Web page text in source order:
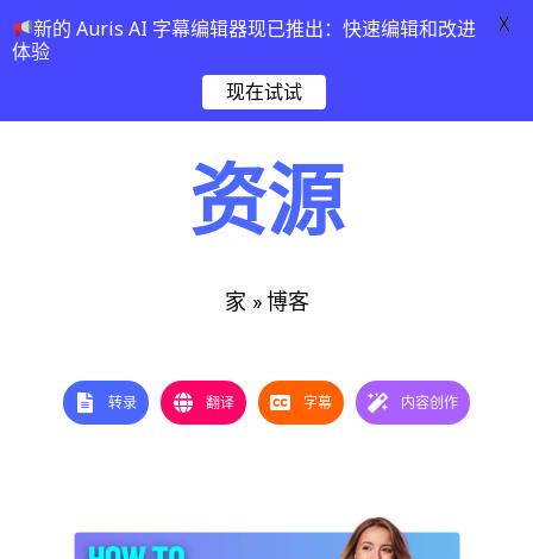
资源
家 » 博客
转录 翻译 字幕 内容创作
新的 Auris AI 字幕编辑器现已推出：快速编辑和改进
体验
现在试试
X